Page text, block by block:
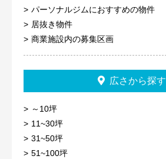
パーソナルジムにおすすめの物件
居抜き物件
商業施設内の募集区画
広さから探す
～10坪
11~30坪
31~50坪
51~100坪